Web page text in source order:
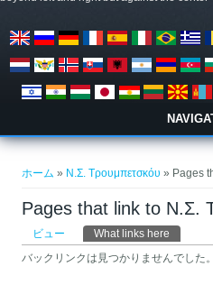
ホーム » Ν.Σ. Τρουμπετσκόυ» Pages
Pages that link to Ν.Σ.
プライマリータブ
ビュー What links here
バックリンクは見つかりませんでした。